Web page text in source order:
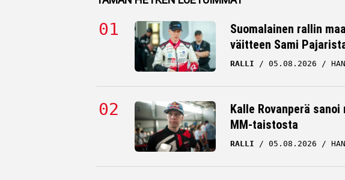
Suomalainen rallin
väitteen Sami
RALLI 05.08.2026
Kalle Rovanperä
MM-taistosta
RALLI 05.08.2026